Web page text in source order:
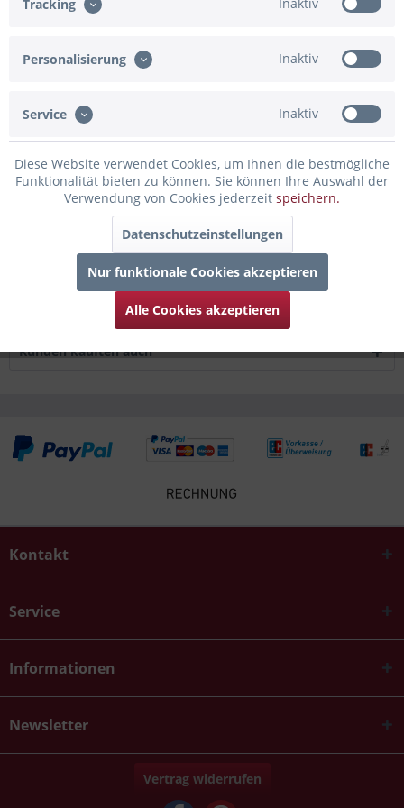
Folienballon rund mit Aufschrift...
Bewertungen
0
Bewertungen lesen, schreiben und diskutieren...mehr
Infos zum Hersteller
Folgende Infos zum Hersteller sind verfübar......mehr
Kunden kauften auch
Kontakt
Service
Informationen
Newsletter
Vertrag widerrufen
Tracking
Personalisierung Inaktiv
Service Inaktiv
Diese Website verwendet Cookies, um Ihnen die bestmögliche
Funktionalität bieten zu können. Sie können Ihre Auswahl der
Verwendung von Cookies jederzeit speichern.
Datenschutzeinstellungen
Nur funktionale Cookies akzeptieren
Alle Cookies akzeptieren